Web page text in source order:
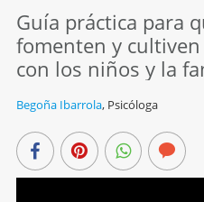
Guía práctica para
fomenten y cultiven
con los niños y la
Begoña Ibarrola, Psicóloga